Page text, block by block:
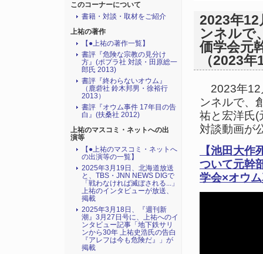
2023年
ンネルで
価学会元
（2023
2023年12
ンネルで、
祐と宏洋氏(
対談動画が
【池田大
ついて元幹
学会×オウ
このコーナーについて
書籍・対談・取材をご紹介
上祐の著作
【●上祐の著作一覧】
書評『危険な宗教の見分け
方』(ポプラ社 対談・田原総一
郎氏 2013)
書評『終わらないオウム』
（鹿砦社 鈴木邦男・徐裕行
2013）
書評『オウム事件 17年目の告
白』(扶桑社 2012)
上祐のマスコミ・ネットへの出
演等
【●上祐のマスコミ・ネットへ
の出演等の一覧】
2025年3月19日、北海道放送
と、TBS・JNN NEWS DIGで
「戦わなければ滅ぼされる...」
上祐のインタビューが放送、
掲載
2025年3月18日、『週刊新
潮』3月27日号に、上祐へのイ
ンタビュー記事「地下鉄サリ
ンから30年 上祐史浩氏の告白
『アレフは今も危険だ』」が
掲載